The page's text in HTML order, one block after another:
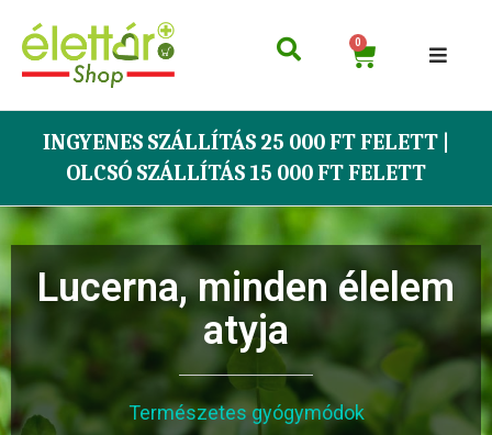
0
INGYENES SZÁLLÍTÁS 25 000 FT FELETT |
OLCSÓ SZÁLLÍTÁS 15 000 FT FELETT
Lucerna, minden élelem
atyja
Természetes gyógymódok